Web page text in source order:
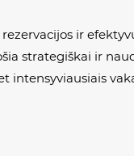
ir
strategiškai ir
intensyviausiais